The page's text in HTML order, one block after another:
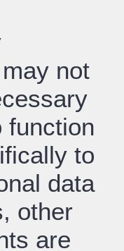
not
function
to
data
other
are